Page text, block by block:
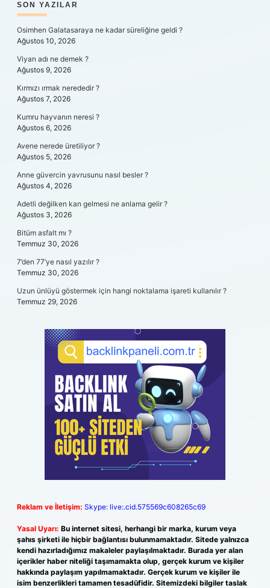
SIDEBAR
SON YAZILAR
Osimhen Galatasaraya ne kadar süreliğine geldi ?
Ağustos 10, 2026
Viyan adı ne demek ?
Ağustos 9, 2026
Kırmızı ırmak nerededir ?
Ağustos 7, 2026
Kumru hayvanın neresi ?
Ağustos 6, 2026
Avene nerede üretiliyor ?
Ağustos 5, 2026
Anne güvercin yavrusunu nasıl besler ?
Ağustos 4, 2026
Adetli değilken kan gelmesi ne anlama gelir ?
Ağustos 3, 2026
Bitüm asfalt mı ?
Temmuz 30, 2026
7’den 77’ye nasıl yazılır ?
Temmuz 30, 2026
Uzun ünlüyü göstermek için hangi noktalama işareti kullanılır ?
Temmuz 29, 2026
Reklam ve İletişim: Skype: live:.cid.575569c608265c69
Yasal Uyarı: Bu internet sitesi, herhangi bir marka, kurum veya
şahıs şirketi ile hiçbir bağlantısı bulunmamaktadır. Sitede yalnızca
kendi hazırladığımız makaleler paylaşılmaktadır. Burada yer alan
içerikler haber niteliği taşımamakta olup, gerçek kurum ve kişiler
hakkında paylaşım yapılmamaktadır. Gerçek kurum ve kişiler ile
isim benzerlikleri tamamen tesadüfidir. Sitemizdeki bilgiler taslak